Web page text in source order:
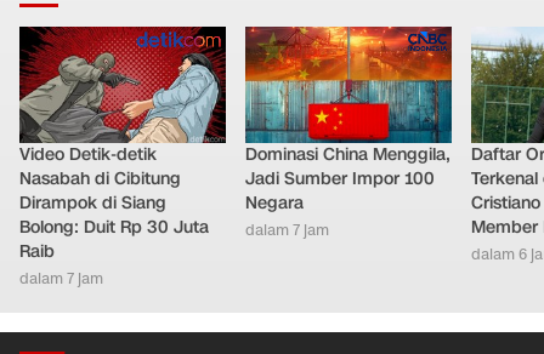
Video Detik-detik
Nasabah di Cibitung
Dirampok di Siang
Bolong: Duit Rp 30 Juta
Raib
dalam 7 jam
Dominasi China Menggila,
Jadi Sumber Impor 100
Negara
dalam 7 jam
Daftar
Terkenal
Member
dalam 6